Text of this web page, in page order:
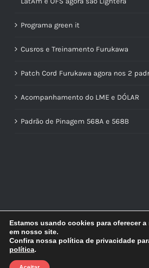
Programa green it
Cusros e Treinamento Furukawa
Patch Cord Furukawa agora nos 2
Acompanhamento do LME e DÓLAR
Padrão de Pinagem 568A e 568B
© Copyright
Estamos usando cookies para oferecer
em nosso site.
Confira nossa política de privacidade
política.